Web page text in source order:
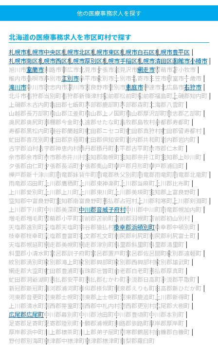
他の医療事務求人を探す
北海道の医療事務求人を市区町村で探す
札幌市札幌市中央区札幌市北区札幌市東区札幌市白石区札幌市豊平区
札幌市南区札幌市西区札幌市厚別区札幌市手稲区札幌市清田区函館市小樽市
旭川市室蘭市釧路市帯広市北見市夕張市岩見沢市網走市留萌市苫小牧市
稚内市美唄市芦別市江別市赤平市紋別市士別市名寄市三笠市根室市千歳市
滝川市砂川市歌志内市深川市富良野市登別市恵庭市伊達市北広島市石狩市
北斗市石狩郡当別町石狩郡新篠津村松前郡松前町松前郡福島町 上磯郡知内町
上磯郡木古内町亀田郡七飯町茅部郡鹿部町茅部郡森町二海郡八雲町
山越郡長万部町檜山郡江差町檜山郡上ノ国町檜山郡厚沢部町爾志郡乙部町
奥尻郡奥尻町瀬棚郡今金町久遠郡せたな町島牧郡島牧村寿都郡寿都町
寿都郡黒松内町磯谷郡蘭越町虻田郡ニセコ町虻田郡真狩村虻田郡留寿都村
虻田郡喜茂別町虻田郡京極町虻田郡倶知安町岩内郡共和町岩内郡岩内町
古宇郡泊村古宇郡神恵内村積丹郡積丹町古平郡古平町余市郡仁木町
余市郡余市町余市郡赤井川村空知郡南幌町空知郡奈井江町空知郡上砂川町
夕張郡由仁町夕張郡長沼町夕張郡栗山町樺戸郡月形町樺戸郡浦臼町
樺戸郡新十津川町雨竜郡妹背牛町雨竜郡秩父別町雨竜郡雨竜町雨竜郡北竜町
雨竜郡沼田町 上川郡鷹栖町 上川郡東神楽町 上川郡当麻町 上川郡比布町
上川郡愛別町 上川郡上川町 上川郡東川町 上川郡美瑛町空知郡上富良野町
空知郡中富良野町空知郡南富良野町勇払郡占冠村 上川郡和寒町 上川郡剣淵町
上川郡下川町中川郡美深町中川郡音威子府村中川郡中川町雨竜郡幌加内町
増毛郡増毛町留萌郡小平町苫前郡苫前町苫前郡羽幌町苫前郡初山別村
天塩郡遠別町天塩郡天塩町宗谷郡猿払村枝幸郡浜頓別町枝幸郡中頓別町
枝幸郡枝幸町天塩郡豊富町礼文郡礼文町利尻郡利尻町利尻郡利尻富士町
天塩郡幌延町網走郡美幌町網走郡津別町斜里郡斜里町斜里郡清里町
斜里郡小清水町常呂郡訓子府町常呂郡置戸町常呂郡佐呂間町紋別郡遠軽町
紋別郡湧別町紋別郡滝上町紋別郡興部町紋別郡西興部村紋別郡雄武町
網走郡大空町虻田郡豊浦町有珠郡壮瞥町白老郡白老町勇払郡厚真町
虻田郡洞爺湖町勇払郡安平町勇払郡むかわ町沙流郡日高町沙流郡平取町
新冠郡新冠町浦河郡浦河町様似郡様似町幌泉郡えりも町日高郡新ひだか町
河東郡音更町河東郡士幌町河東郡上士幌町河東郡鹿追町 上川郡新得町
上川郡清水町河西郡芽室町河西郡中札内村河西郡更別村広尾郡大樹町
広尾郡広尾町中川郡幕別町中川郡池田町中川郡豊頃町中川郡本別町
足寄郡足寄町足寄郡陸別町十勝郡浦幌町釧路郡釧路町厚岸郡厚岸町
厚岸郡浜中町川上郡標茶町川上郡弟子屈町阿寒郡鶴居村白糠郡白糠町
野付郡別海町標津郡中標津町標津郡標津町目梨郡羅臼町